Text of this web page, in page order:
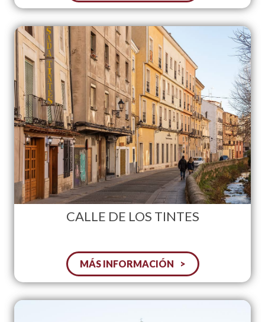
CALLE DE LOS TINTES
MÁS INFORMACIÓN